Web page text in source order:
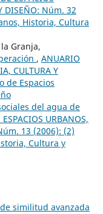
DISEÑO: Núm. 32
Historia, Cultura
Granja,
, ANUARIO
CULTURA Y
de Espacios
del agua de
URBANOS,
13 (2006): (2)
Cultura y
similitud avanzada